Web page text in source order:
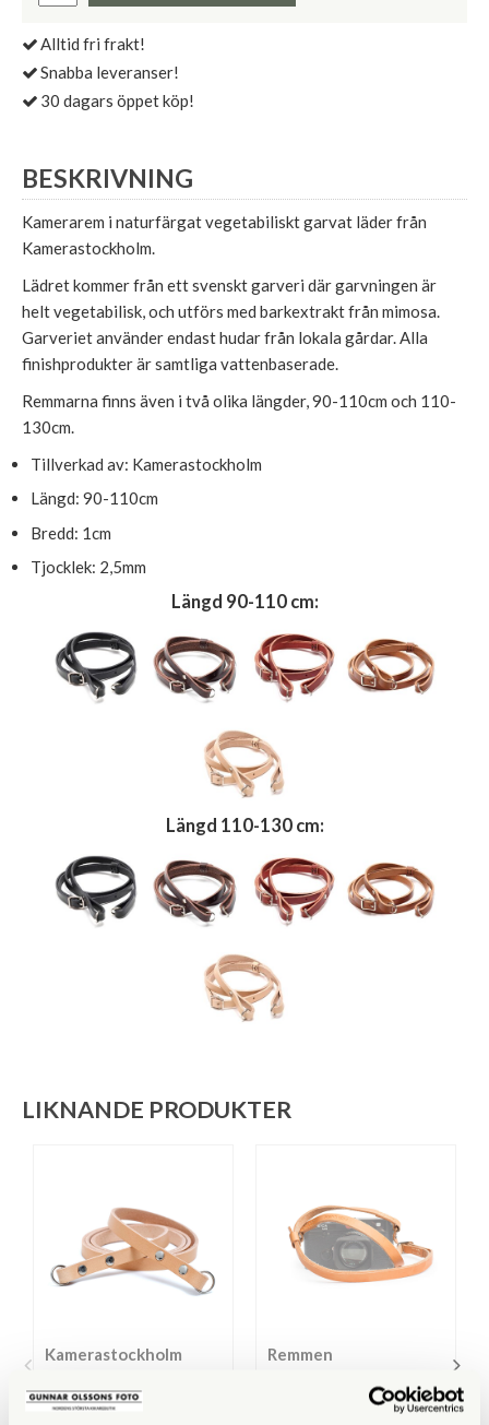
Alltid fri frakt!
Snabba leveranser!
30 dagars öppet köp!
BESKRIVNING
Kamerarem i naturfärgat vegetabiliskt garvat läder från
Kamerastockholm.
Lädret kommer från ett svenskt garveri där garvningen är
helt vegetabilisk, och utförs med barkextrakt från mimosa.
Garveriet använder endast hudar från lokala gårdar. Alla
finishprodukter är samtliga vattenbaserade.
Remmarna finns även i två olika längder, 90-110cm och 110-
130cm.
Tillverkad av: Kamerastockholm
Längd: 90-110cm
Bredd: 1cm
Tjocklek: 2,5mm
Längd 90-110 cm:
Längd 110-130 cm:
LIKNANDE PRODUKTER
Kamerastockholm
Kamerarem Natur 100cm
Remmen
Remmen Nº1 – Natural